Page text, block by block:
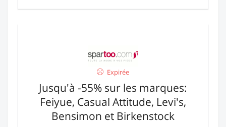
Expirée
Jusqu'à -55% sur les marques:
Feiyue, Casual Attitude, Levi's,
Bensimon et Birkenstock